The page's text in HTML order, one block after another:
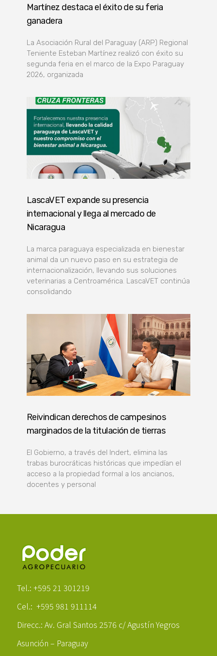
Martínez destaca el éxito de su feria
ganadera
La Asociación Rural del Paraguay (ARP) Regional
Teniente Esteban Martínez realizó con éxito su
segunda feria en el marco de la Expo Paraguay
2026, organizada
LascaVET expande su presencia
internacional y llega al mercado de
Nicaragua
La marca paraguaya especializada en bienestar
animal da un nuevo paso en su estrategia de
internacionalización, llevando sus soluciones
veterinarias a Centroamérica. LascaVET continúa
consolidando
Reivindican derechos de campesinos
marginados de la titulación de tierras
El Gobierno, a través del Indert, elimina las
trabas burocráticas históricas que impedían el
acceso a la propiedad formal a los ancianos,
docentes y personal
Tel.: +595 21 301219
Cel.: +595 981 911114
Direcc.: Av. Gral Santos 2576 c/ Agustín Yegros
Asunción – Paraguay